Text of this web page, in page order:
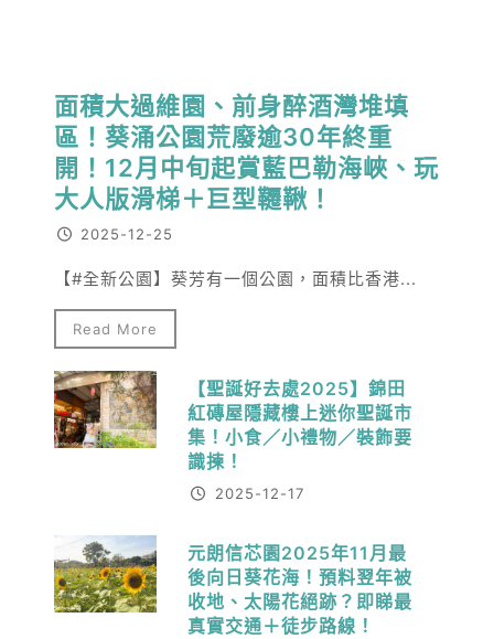
面積大過維園、前身醉酒灣堆填
區！葵涌公園荒廢逾30年終重
開！12月中旬起賞藍巴勒海峽、玩
大人版滑梯＋巨型韆鞦！
2025-12-25
【#全新公園】葵芳有一個公園，面積比香港...
Read More
【聖誕好去處2025】錦田
紅磚屋隱藏樓上迷你聖誕市
集！小食／小禮物／裝飾要
識揀！
2025-12-17
元朗信芯園2025年11月最
後向日葵花海！預料翌年被
收地、太陽花絕跡？即睇最
真實交通＋徒步路線！